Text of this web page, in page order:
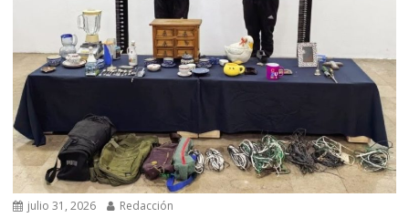
julio 31, 2026 Redacción